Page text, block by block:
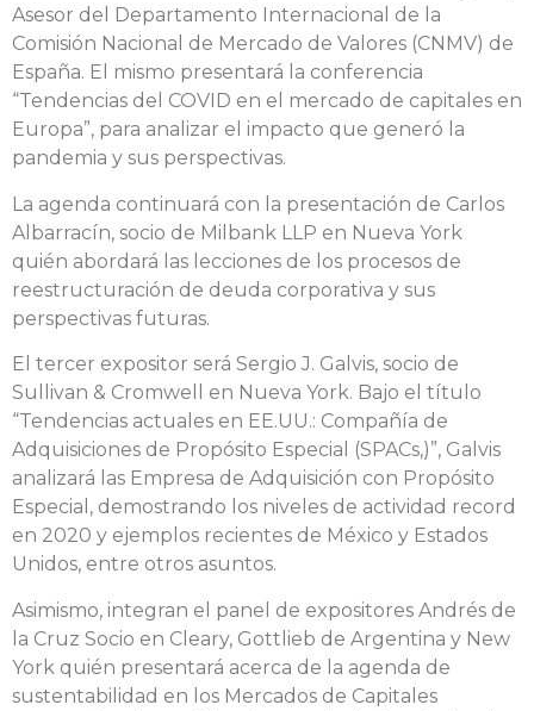
Asesor del Departamento Internacional de la
Comisión Nacional de Mercado de Valores (CNMV) de
España. El mismo presentará la conferencia
“Tendencias del COVID en el mercado de capitales en
Europa”, para analizar el impacto que generó la
pandemia y sus perspectivas.
La agenda continuará con la presentación de Carlos
Albarracín, socio de Milbank LLP en Nueva York
quién abordará las lecciones de los procesos de
reestructuración de deuda corporativa y sus
perspectivas futuras.
El tercer expositor será Sergio J. Galvis, socio de
Sullivan & Cromwell en Nueva York. Bajo el título
“Tendencias actuales en EE.UU.: Compañía de
Adquisiciones de Propósito Especial (SPACs,)”, Galvis
analizará las Empresa de Adquisición con Propósito
Especial, demostrando los niveles de actividad record
en 2020 y ejemplos recientes de México y Estados
Unidos, entre otros asuntos.
Asimismo, integran el panel de expositores Andrés de
la Cruz Socio en Cleary, Gottlieb de Argentina y New
York quién presentará acerca de la agenda de
sustentabilidad en los Mercados de Capitales